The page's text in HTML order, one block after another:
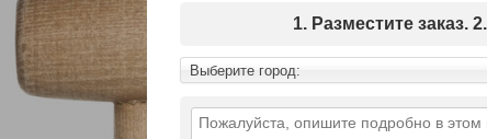
1. Разместите
Выберите город: